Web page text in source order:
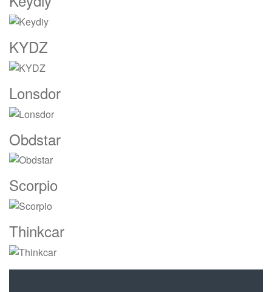
KYDZ
Lonsdor
Obdstar
Scorpio
Thinkcar